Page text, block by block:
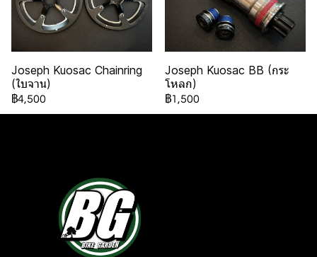
Joseph Kuosac Chainring
(ใบจาน)
฿4,500
Joseph Kuosac BB (กระ
โหลก)
฿1,500